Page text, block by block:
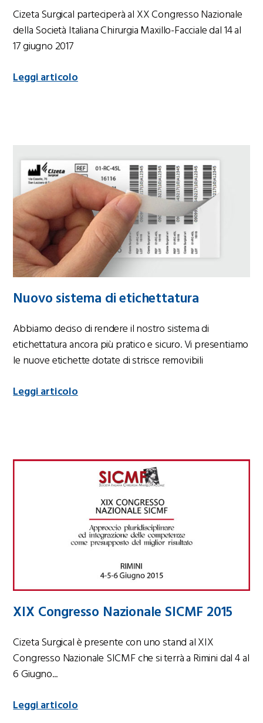
Cizeta Surgical parteciperà al XX Congresso Nazionale
della Società Italiana Chirurgia Maxillo-Facciale dal 14 al
17 giugno 2017
Leggi articolo
Nuovo sistema di etichettatura
Abbiamo deciso di rendere il nostro sistema di
etichettatura ancora più pratico e sicuro. Vi presentiamo
le nuove etichette dotate di strisce removibili
Leggi articolo
XIX Congresso Nazionale SICMF 2015
Cizeta Surgical è presente con uno stand al XIX
Congresso Nazionale SICMF che si terrà a Rimini dal 4 al
6 Giugno...
Leggi articolo